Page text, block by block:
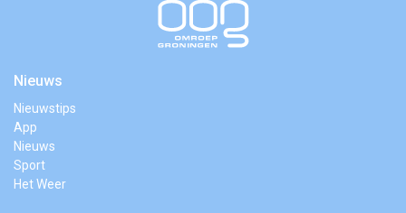
Nieuws
Nieuwstips
App
Nieuws
Sport
Het Weer